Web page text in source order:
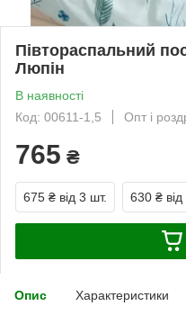
Півтораспальний
Люпін
В наявності
Код: 00611-1,5
Опт і
765 ₴
675 ₴ від 3 шт. 630 ₴
Опис Характеристики